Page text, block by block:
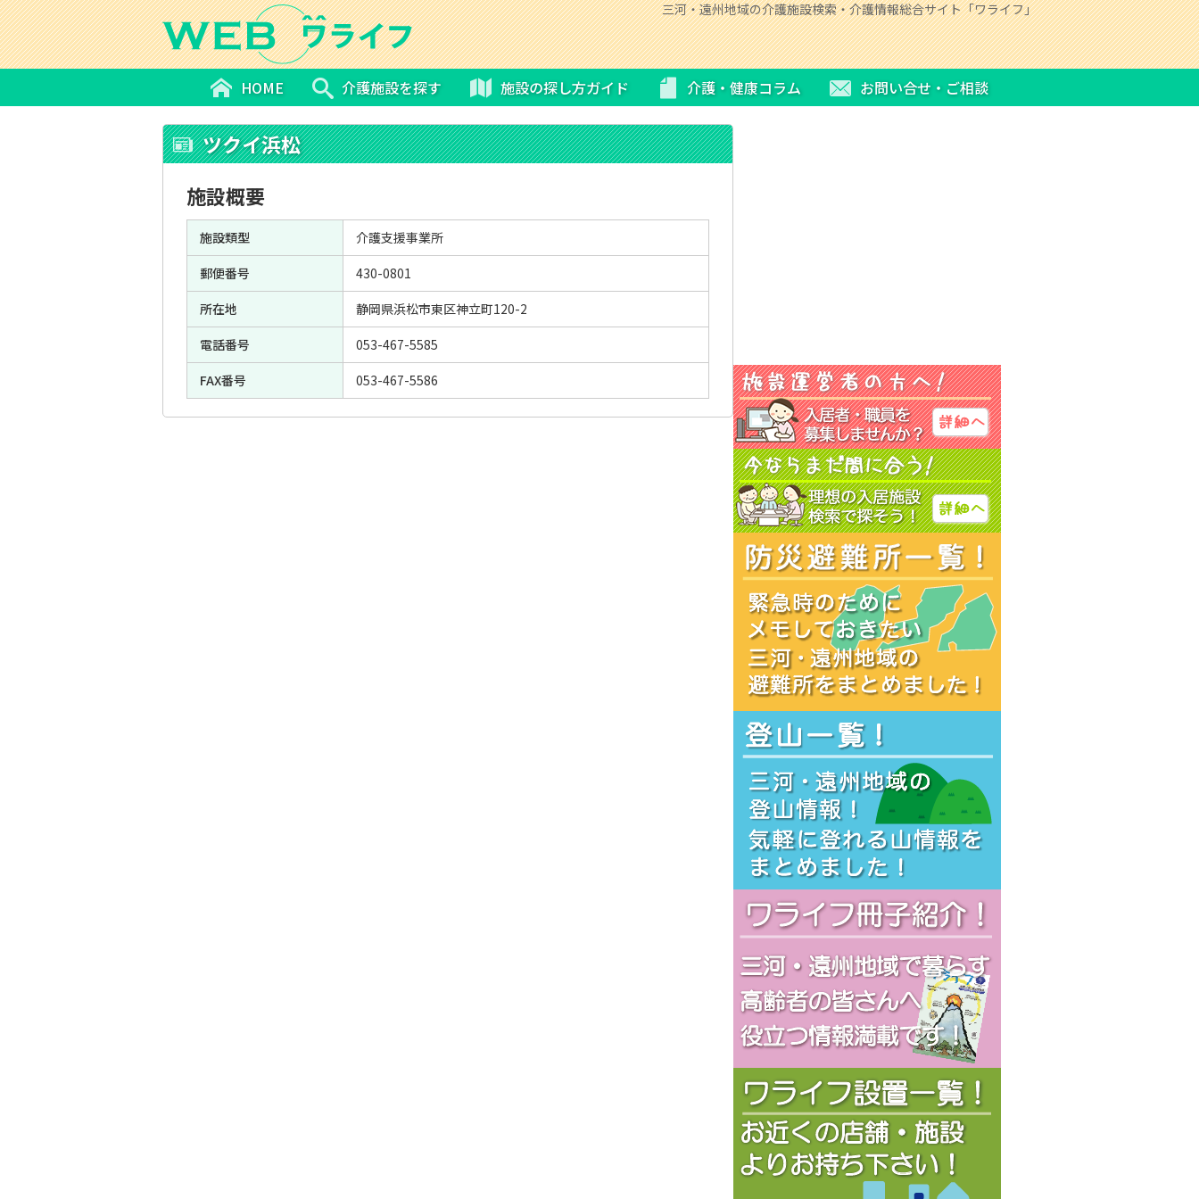
三河・遠州地域の介護施設検索・介護情報総合サイト「ワライフ」
HOME 介護施設を探す 施設の探し方ガイド 介護・健康コラム お問い合せ・ご相談
ツクイ浜松
施設概要
施設類型
介護支援事業所
郵便番号
430-0801
所在地
静岡県浜松市東区神立町120-2
電話番号
053-467-5585
FAX番号
053-467-5586